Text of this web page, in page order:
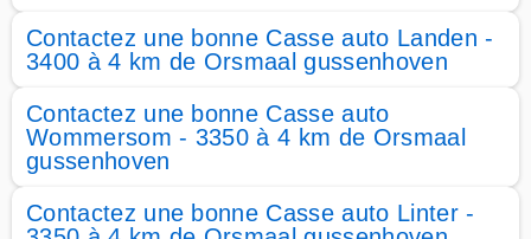
Contactez une bonne Casse auto Landen -
3400 à 4 km de Orsmaal gussenhoven
Contactez une bonne Casse auto
Wommersom - 3350 à 4 km de Orsmaal
gussenhoven
Contactez une bonne Casse auto Linter -